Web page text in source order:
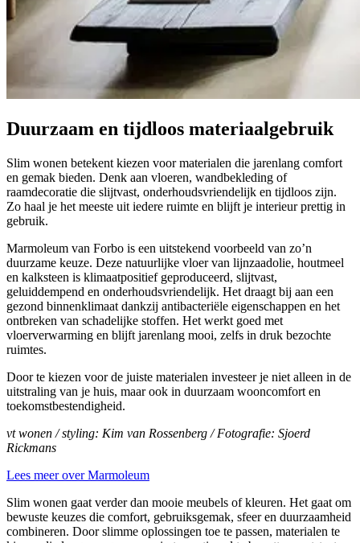
Duurzaam en tijdloos materiaalgebruik
Slim wonen betekent kiezen voor materialen die jarenlang comfort
en gemak bieden. Denk aan vloeren, wandbekleding of
raamdecoratie die slijtvast, onderhoudsvriendelijk en tijdloos zijn.
Zo haal je het meeste uit iedere ruimte en blijft je interieur prettig in
gebruik.
Marmoleum van Forbo is een uitstekend voorbeeld van zo’n
duurzame keuze. Deze natuurlijke vloer van lijnzaadolie, houtmeel
en kalksteen is klimaatpositief geproduceerd, slijtvast,
geluiddempend en onderhoudsvriendelijk. Het draagt bij aan een
gezond binnenklimaat dankzij antibacteriële eigenschappen en het
ontbreken van schadelijke stoffen. Het werkt goed met
vloerverwarming en blijft jarenlang mooi, zelfs in druk bezochte
ruimtes.
Door te kiezen voor de juiste materialen investeer je niet alleen in de
uitstraling van je huis, maar ook in duurzaam wooncomfort en
toekomstbestendigheid.
vt wonen / styling: Kim van Rossenberg / Fotografie: Sjoerd
Rickmans
Lees meer over Marmoleum
Slim wonen gaat verder dan mooie meubels of kleuren. Het gaat om
bewuste keuzes die comfort, gebruiksgemak, sfeer en duurzaamheid
combineren. Door slimme oplossingen toe te passen, materialen te